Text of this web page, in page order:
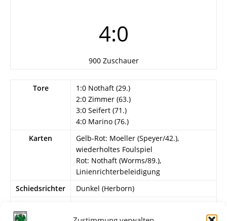
4:0
900 Zuschauer
Tore
1:0 Nothaft (29.)
2:0 Zimmer (63.)
3:0 Seifert (71.)
4:0 Marino (76.)
Karten
Gelb-Rot: Moeller (Speyer/42.),
wiederholtes Foulspiel
Rot: Nothaft (Worms/89.),
Linienrichterbeleidigung
Schiedsrichter
Dunkel (Herborn)